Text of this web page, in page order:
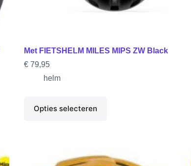
Met FIETSHELM MILES MIPS ZW Black
€79,95
helm
Opties selecteren